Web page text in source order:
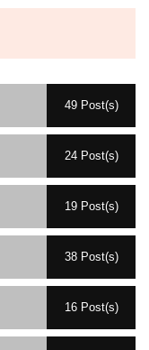
49 Post(s)
24 Post(s)
19 Post(s)
38 Post(s)
16 Post(s)